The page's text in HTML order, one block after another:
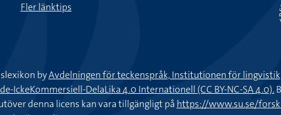
Fler länktips
byAvdelningen för teckenspråk, Institutionen för
IckeKommersiell-DelaLika 4.0 Internationell (CC BY-NC-SA 4.0).
denna licens kan vara tillgängligt på https://www.su.se/